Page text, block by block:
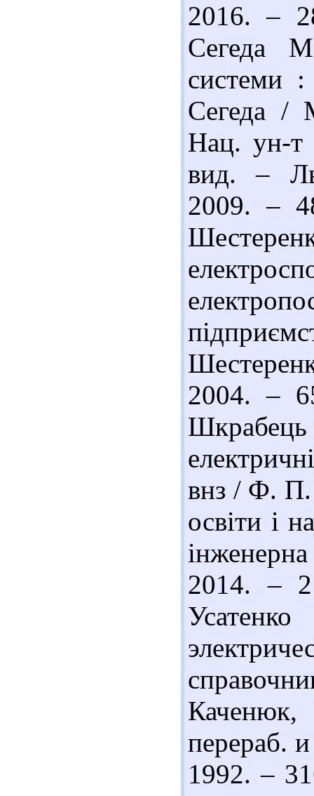
2016. –
Сегеда
системи
Сегеда /
Нац. ун-т
вид. –
2009. –
2004. –
внз / Ф.
освіти і
2014. –
перераб.
1992. –